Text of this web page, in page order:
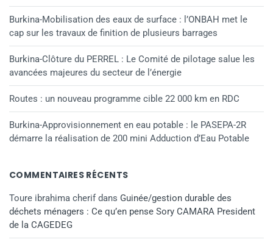
Burkina-Mobilisation des eaux de surface : l’ONBAH met le
cap sur les travaux de finition de plusieurs barrages
Burkina-Clôture du PERREL : Le Comité de pilotage salue les
avancées majeures du secteur de l’énergie
Routes : un nouveau programme cible 22 000 km en RDC
Burkina-Approvisionnement en eau potable : le PASEPA-2R
démarre la réalisation de 200 mini Adduction d’Eau Potable
COMMENTAIRES RÉCENTS
Toure ibrahima cherif dans Guinée/gestion durable des
déchets ménagers : Ce qu’en pense Sory CAMARA President
de la CAGEDEG